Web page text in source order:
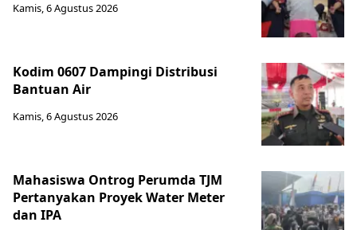
Kamis, 6 Agustus 2026
Kodim 0607 Dampingi Distribusi
Bantuan Air
Kamis, 6 Agustus 2026
Mahasiswa Ontrog Perumda TJM
Pertanyakan Proyek Water Meter
dan IPA